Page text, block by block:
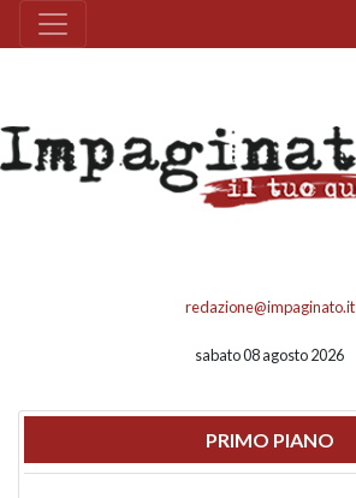
redazione@impaginato.it
sabato 08 agosto 2026
PRIMO PIANO